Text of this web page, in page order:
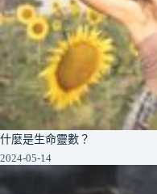
什麼是生命靈數？
2024-05-14